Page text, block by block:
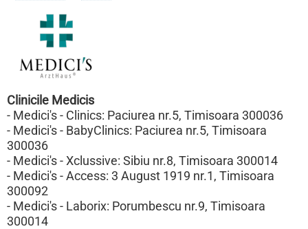
Clinicile Medicis
- Medici's - Clinics: Paciurea nr.5, Timisoara 300036
- Medici's - BabyClinics: Paciurea nr.5, Timisoara
300036
- Medici's - Xclussive: Sibiu nr.8, Timisoara 300014
- Medici's - Access: 3 August 1919 nr.1, Timisoara
300092
- Medici's - Laborix: Porumbescu nr.9, Timisoara
300014